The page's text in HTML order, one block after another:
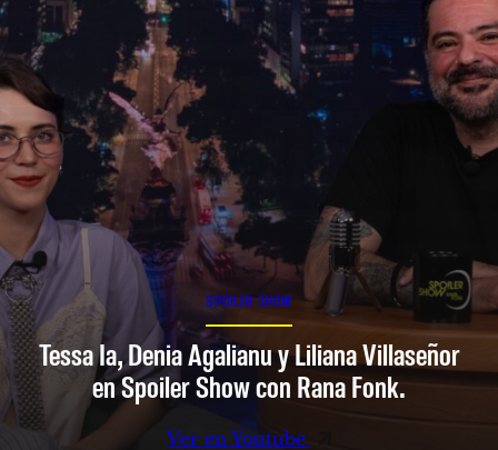
SPOILER SHOW
Tessa Ia, Denia Agalianu y Liliana Villaseñor
en Spoiler Show con Rana Fonk.
Ver en Youtube